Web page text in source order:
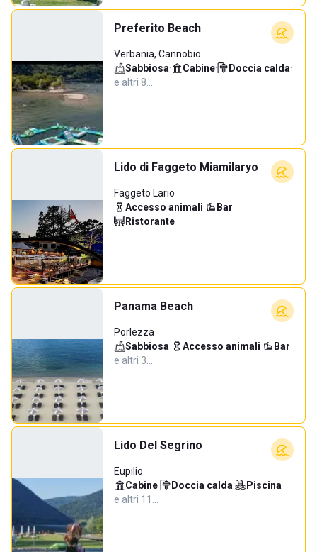
Preferito Beach
Verbania, Cannobio
Sabbiosa· Cabine· Doccia calda·
e altri 8…
Lido di Faggeto Miamilaryo
Faggeto Lario
Accesso animali· Bar·
Ristorante
Panama Beach
Porlezza
Sabbiosa· Accesso animali· Bar·
e altri 3…
Lido Del Segrino
Eupilio
Cabine· Doccia calda· Piscina·
e altri 11…